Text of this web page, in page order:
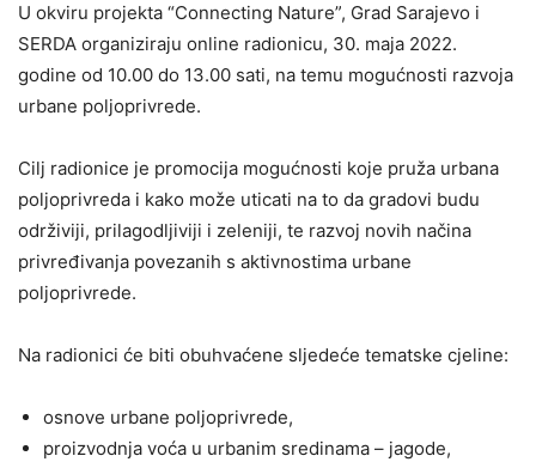
U okviru projekta “Connecting Nature”, Grad Sarajevo i
SERDA organiziraju online radionicu, 30. maja 2022.
godine od 10.00 do 13.00 sati, na temu mogućnosti razvoja
urbane poljoprivrede.
Cilj radionice je promocija mogućnosti koje pruža urbana
poljoprivreda i kako može uticati na to da gradovi budu
održiviji, prilagodljiviji i zeleniji, te razvoj novih načina
privređivanja povezanih s aktivnostima urbane
poljoprivrede.
Na radionici će biti obuhvaćene sljedeće tematske cjeline:
osnove urbane poljoprivrede,
proizvodnja voća u urbanim sredinama – jagode,